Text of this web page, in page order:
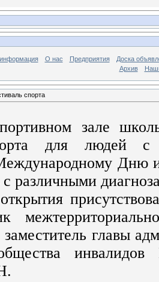
информация О нас Предприятия
Доска
Архив
спорта
зале
для людей с
Дню
различными
главы
общества